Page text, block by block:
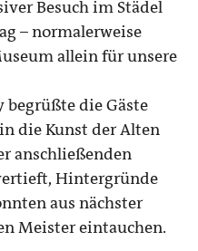
Besuch im Städel
– normalerweise
allein für unsere
begrüßte die Gäste
die Kunst der Alten
anschließenden
Hintergründe
aus nächster
Meister eintauchen.